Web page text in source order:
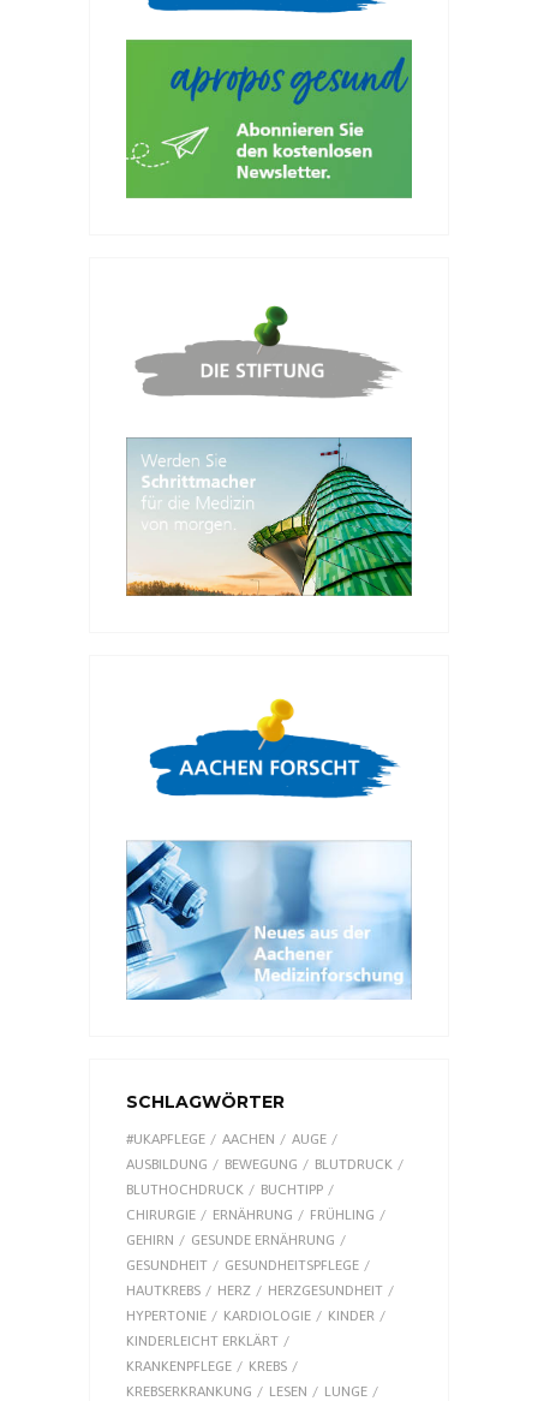
SCHLAGWÖRTER
#UKAPFLEGE AACHEN
AUGE
AUSBILDUNG
BEWEGUNG
BLUTDRUCK
BLUTHOCHDRUCK
BUCHTIPP
CHIRURGIE
ERNÄHRUNG
FRÜHLING
GEHIRN
GESUNDE ERNÄHRUNG
GESUNDHEIT
GESUNDHEITSPFLEGE
HAUTKREBS
HERZ
HERZGESUNDHEIT
HYPERTONIE
KARDIOLOGIE
KINDER
KINDERLEICHT ERKLÄRT
KRANKENPFLEGE
KREBS
KREBSERKRANKUNG
LESEN
LUNGE